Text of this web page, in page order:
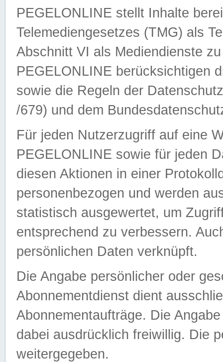
PEGELONLINE stellt Inhalte
Telemediengesetzes (TMG) als
Abschnitt VI als Mediendienste
PEGELONLINE berücksichtigen
sowie die Regeln der
/679) und dem
Für jeden Nutzerzugriff auf eine
PEGELONLINE sowie für jeden
diesen Aktionen in einer
personenbezogen und werden
statistisch ausgewertet, um
entsprechend zu verbessern.
persönlichen Daten verknüpft.
Die Angabe persönlicher oder
Abonnementdienst dient
Abonnementaufträge. Die
dabei ausdrücklich freiwillig. Die
weitergegeben.